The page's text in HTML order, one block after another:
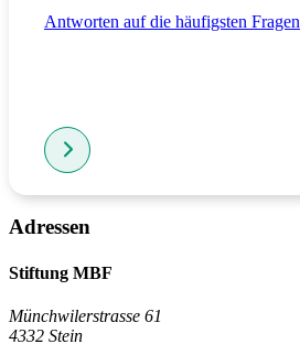
Antworten auf die häufigsten Fragen
Adressen
Stiftung MBF
Münchwilerstrasse 61
4332 Stein